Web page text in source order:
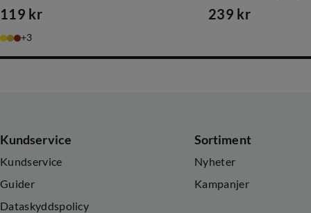
119 kr
3
239 kr
Kundservice
Kundservice
Guider
Dataskyddspolicy
Sortiment
Nyheter
Kampanjer